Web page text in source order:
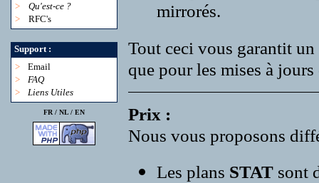
>
Qu'est-ce ?
>
RFC's
Support :
>
Email
>
FAQ
>
Liens Utiles
FR / NL/ EN
mirrorés.
Tout ceci vous garantit
que pour les mises à
Prix :
Nous vous proposons
Les plans STAT sont